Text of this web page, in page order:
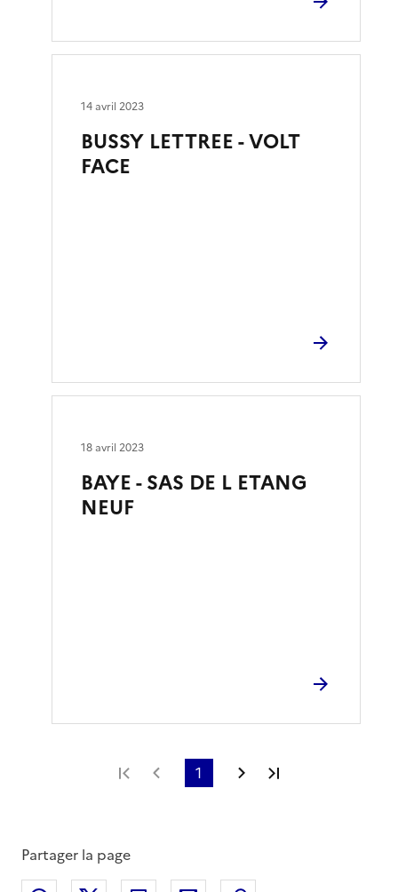
BUSSY LETTREE - VOLT
FACE
14 avril 2023
BAYE - SAS DE L ETANG
NEUF
18 avril 2023
Première page
Page précédente
1 Page suivante
Partager la page